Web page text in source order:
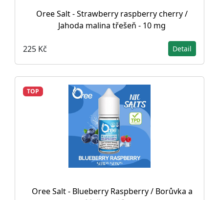
Oree Salt - Strawberry raspberry cherry /
Jahoda malina třešeň - 10 mg
225 Kč Detail
TOP
Oree Salt - Blueberry Raspberry / Borůvka a